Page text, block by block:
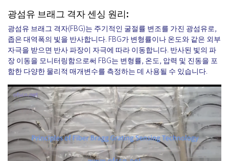
광섬유 브래그 격자 센싱 원리:
광섬유 브래그 격자(FBG)는 주기적인 굴절률 변조를 가진 광섬유로,
좁은 대역폭의 빛을 반사합니다. FBG가 변형률이나 온도와 같은 외부
자극을 받으면 반사 파장이 자극에 따라 이동합니다. 반사된 빛의 파
장 이동을 모니터링함으로써 FBG는 변형률, 온도, 압력 및 진동을 포
함한 다양한 물리적 매개변수를 측정하는 데 사용될 수 있습니다.